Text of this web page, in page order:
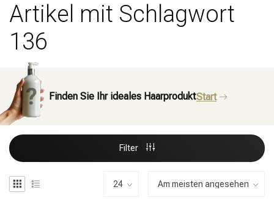
Marken
Artikel mit Schlagwort
136
Finden Sie Ihr ideales HaarproduktStart
Filter